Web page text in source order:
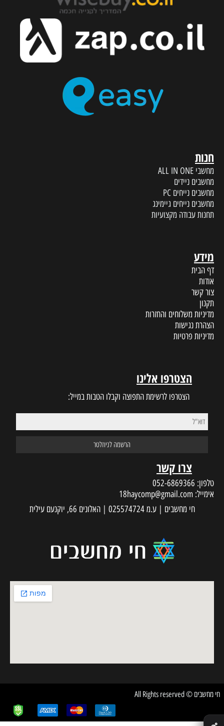
חנות
מחשבי ALL IN ONE
מחשבים ניידים
מחשבים נייחים PC
מחשבים נייחים גיימינג
תחנות עבודה מקצועיות
מידע
דף הבית
אודות
צור קשר
תקנון
מדיניות משלוחים והחזרות
הצהרת נגישות
מדיניות פרטיות
הצטרפו אלינו
הצטרפו לרשימת התפוצה וקבלו הטבות במייל:
צרו קשר
טלפון: 052-6869366
אימייל: 18haycomp@gmail.com
חי מחשבים | ע.מ 025574724 | האלונים 66, יוקנעם עילית
חי מחשבים © All Rights reserved